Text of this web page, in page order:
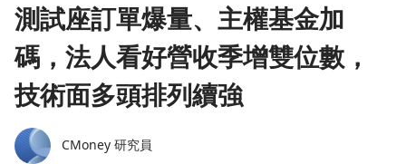
測試座訂單爆量、主權基金加
碼，法人看好營收季增雙位數，
技術面多頭排列續強
CMoney 研究員